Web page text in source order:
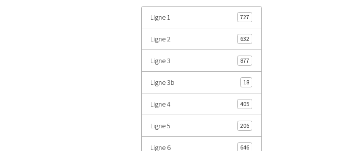
Ligne 1 727
Ligne 2 632
Ligne 3 877
Ligne 3b 18
Ligne 4 405
Ligne 5 206
Ligne 6 646